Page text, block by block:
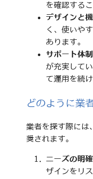
を確認する
デザインと
く、使いや
あります。
サポート体制
が充実して
て運用を続
どのように業
業者を探す際には
奨されます。
ニーズの明
ザインをリ